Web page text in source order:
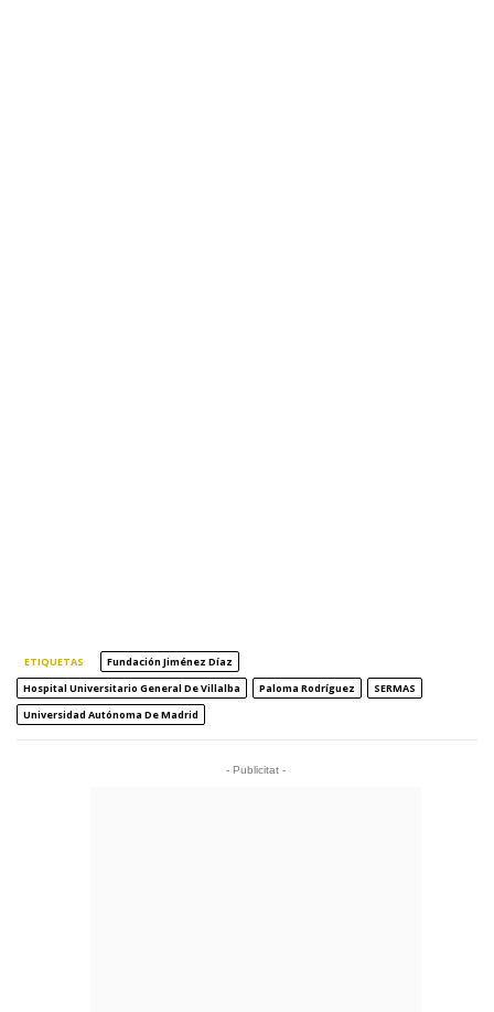
ETIQUETAS
Fundación Jiménez Díaz
Hospital Universitario General De Villalba
Paloma Rodríguez
SERMAS
Universidad Autónoma De Madrid
- Publicitat -